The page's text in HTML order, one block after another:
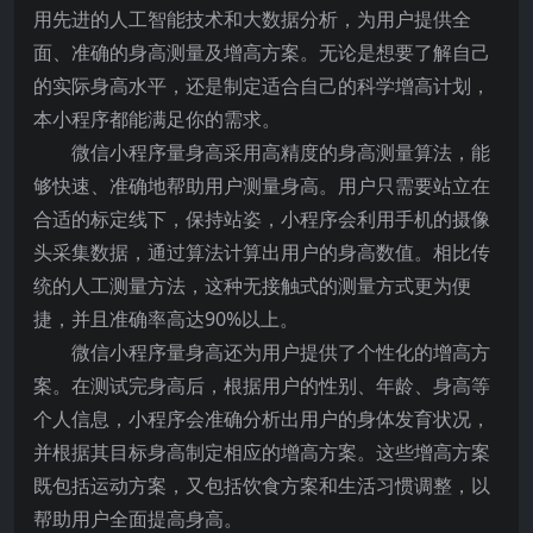
用先进的人工智能技术和大数据分析，为用户提供全
面、准确的身高测量及增高方案。无论是想要了解自己
的实际身高水平，还是制定适合自己的科学增高计划，
本小程序都能满足你的需求。
微信小程序量身高采用高精度的身高测量算法，能
够快速、准确地帮助用户测量身高。用户只需要站立在
合适的标定线下，保持站姿，小程序会利用手机的摄像
头采集数据，通过算法计算出用户的身高数值。相比传
统的人工测量方法，这种无接触式的测量方式更为便
捷，并且准确率高达90%以上。
微信小程序量身高还为用户提供了个性化的增高方
案。在测试完身高后，根据用户的性别、年龄、身高等
个人信息，小程序会准确分析出用户的身体发育状况，
并根据其目标身高制定相应的增高方案。这些增高方案
既包括运动方案，又包括饮食方案和生活习惯调整，以
帮助用户全面提高身高。